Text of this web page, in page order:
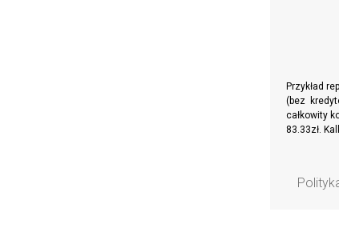
Przykład
(bez
całkowity
83.33zł.